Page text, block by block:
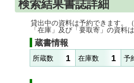
検索結果書誌詳細
貸出中の資料は予約できます。
「在庫」及び「要取寄」の資料
蔵書情報
所蔵数 1 在庫数 1 予